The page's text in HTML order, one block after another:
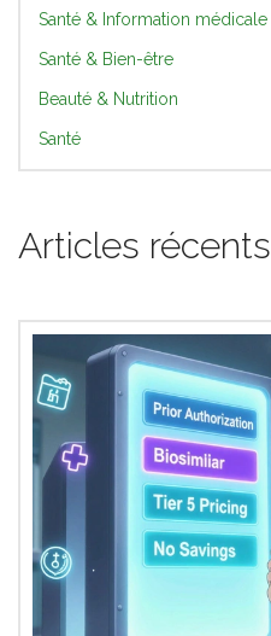
Santé & Information médicale
Santé & Bien-être
Beauté & Nutrition
Santé
Articles récents